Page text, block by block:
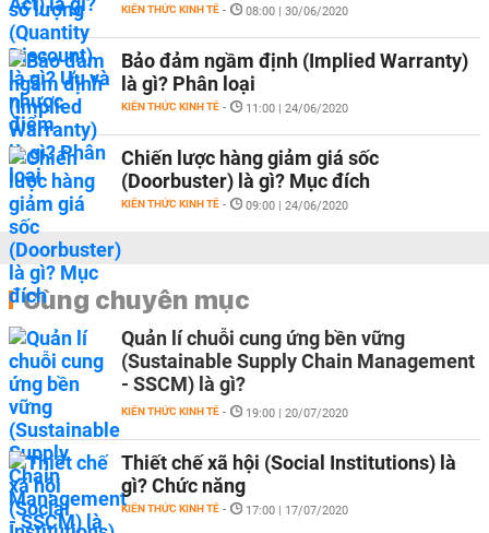
KIẾN THỨC KINH TẾ - 08:00 | 30/06/2020
Bảo đảm ngầm định (Implied Warranty)
là gì? Phân loại
KIẾN THỨC KINH TẾ - 11:00 | 24/06/2020
Chiến lược hàng giảm giá sốc
(Doorbuster) là gì? Mục đích
KIẾN THỨC KINH TẾ - 09:00 | 24/06/2020
Cùng chuyên mục
Quản lí chuỗi cung ứng bền vững
(Sustainable Supply Chain Management
- SSCM) là gì?
KIẾN THỨC KINH TẾ - 19:00 | 20/07/2020
Thiết chế xã hội (Social Institutions) là
gì? Chức năng
KIẾN THỨC KINH TẾ - 17:00 | 17/07/2020